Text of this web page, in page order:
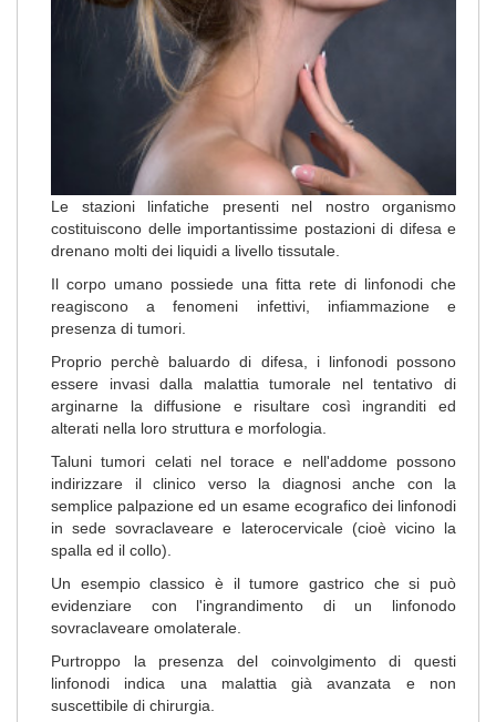
Le stazioni linfatiche presenti nel nostro organismo
costituiscono delle importantissime postazioni di difesa e
drenano molti dei liquidi a livello tissutale.
Il corpo umano possiede una fitta rete di linfonodi che
reagiscono a fenomeni infettivi, infiammazione e
presenza di tumori.
Proprio perchè baluardo di difesa, i linfonodi possono
essere invasi dalla malattia tumorale nel tentativo di
arginarne la diffusione e risultare così ingranditi ed
alterati nella loro struttura e morfologia.
Taluni tumori celati nel torace e nell'addome possono
indirizzare il clinico verso la diagnosi anche con la
semplice palpazione ed un esame ecografico dei linfonodi
in sede sovraclaveare e laterocervicale (cioè vicino la
spalla ed il collo).
Un esempio classico è il tumore gastrico che si può
evidenziare con l'ingrandimento di un linfonodo
sovraclaveare omolaterale.
Purtroppo la presenza del coinvolgimento di questi
linfonodi indica una malattia già avanzata e non
suscettibile di chirurgia.